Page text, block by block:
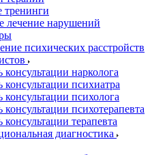
тренинги
лечение нарушений
психических расстройств
нарколога
психиатра
психолога
психотерапевта
терапевта
диагностика